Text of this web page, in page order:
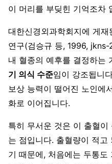
이 머리를 부딪힌 기억조차
대한신경외과학회지에 게
연구(검승규 등, 1996,
내 혈종의 예후를 결정하는
기 의식 수준임이 강조됩니
보상 능력이 떨어진 노인에
화로 이어집니다.
특히 무서운 것은 이 출혈
는 점입니다. 출혈량이 적
기 때문에, 처음에는 두통